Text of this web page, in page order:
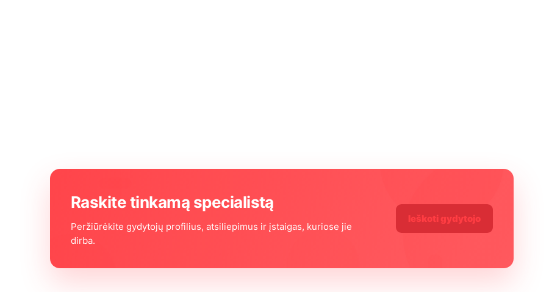
Raskite tinkamą specialistą
Peržiūrėkite gydytojų profilius, atsiliepimus ir įstaigas, kuriose jie
dirba.
Ieškoti gydytojo